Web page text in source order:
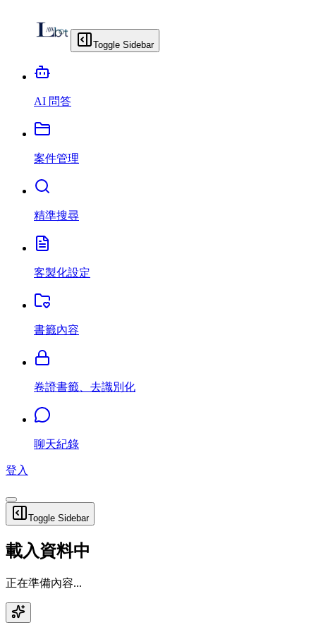
Toggle Sidebar
AI 問答
案件管理
精準搜尋
客製化設定
書籤內容
卷證書籤、去識別化
聊天紀錄
登入
Toggle Sidebar
載入資料中
正在準備內容...